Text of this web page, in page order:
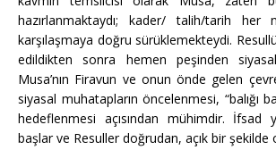
hazırlanmaktaydı; kader/ talih/tarih her
karşılaşmaya doğru sürüklemekteydi.
edildikten sonra hemen peşinden
Musa’nın Firavun ve onun önde gelen
siyasal muhatapların öncelenmesi, “balığı
hedeflenmesi açısından mühimdir. İfsad
başlar ve Resuller doğrudan, açık bir şekilde